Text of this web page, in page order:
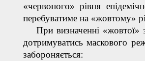
«червоного» рівня
перебуватиме на «жовтому»
При визначенні «жовтої»
дотримуватись маскового
забороняється: